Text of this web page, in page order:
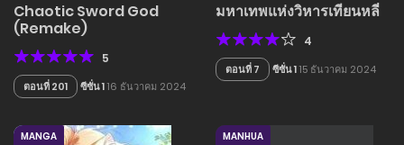
Chaotic Sword God
(Remake)
5
ตอนที่ 201 ซีซั่น 116 ธันวาคม 2024
มหาเทพแห่งวิหารเทียนหลี่
4
ตอนที่ 7 ซีซั่น 115 ธันวาคม 2024
MANGA MANHUA